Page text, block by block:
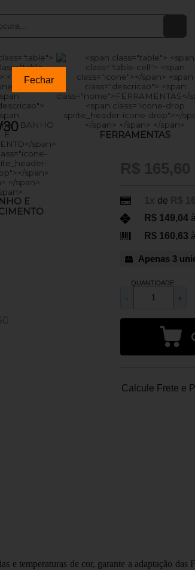
E
FERRAMENTAS
de
R$ 149,04
R$ 160,63
Apenas 3
QUANTIDADE:
- +
Calcule Frete e
e temperaturas de cor, garante a adaptação
Fechar